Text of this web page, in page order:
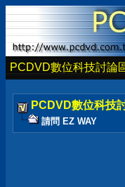
PCDVD數位科技討論
PCDVD數位科技
請問 EZ WAY